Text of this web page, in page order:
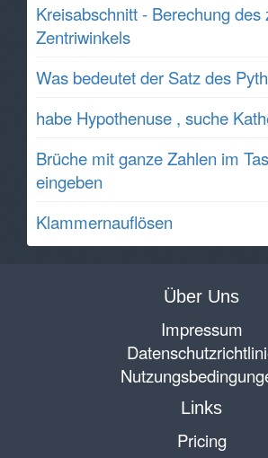
Kreisabschnitt - Berechung des
Zentriwinkels
Was bedeutet der Satz des
habe Hypothenuse , suche
Brüche mit ganze Zahlen im
eingeben
Klammernauflösen
Über Uns
Impressum
Links
Pricing